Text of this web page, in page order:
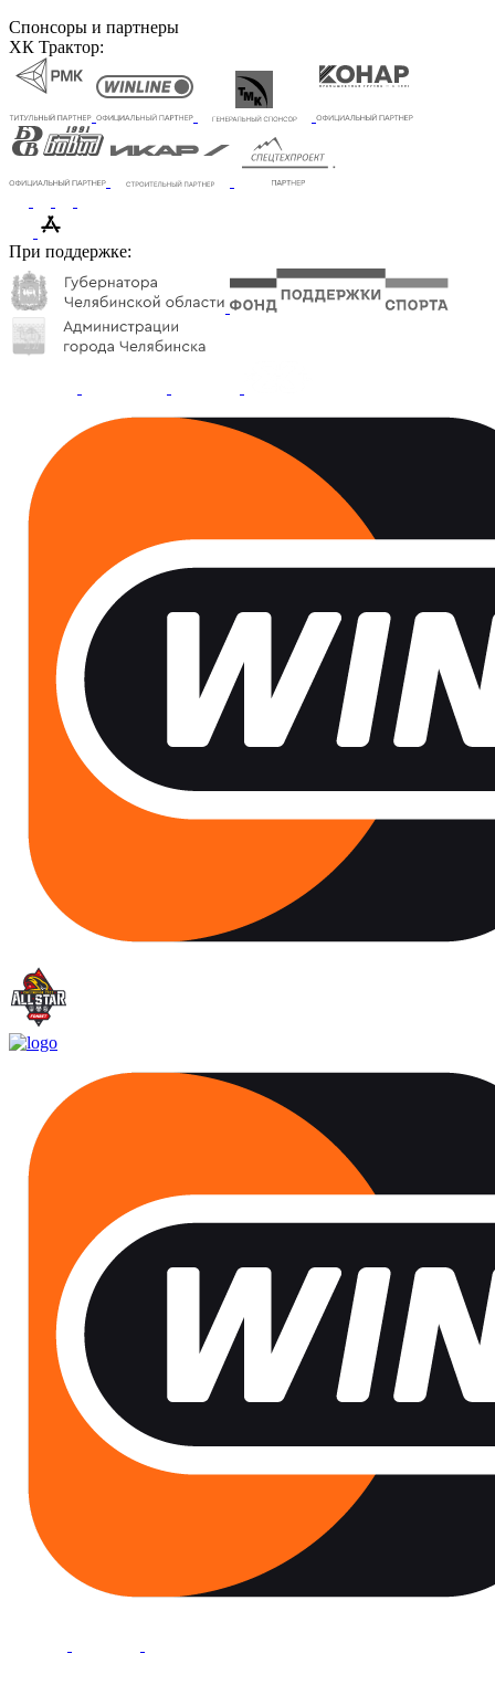
Спонсоры и партнеры
ХК Трактор:
При поддержке: